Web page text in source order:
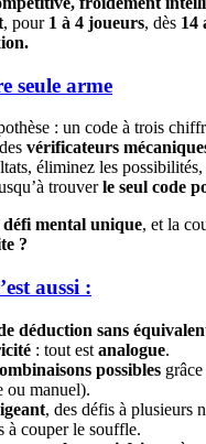
, pour 1 à 4 joueurs, dès 14
seule arme
: un code à trois
vérificateurs
éliminez les
trouverle seul code
défi mental unique, et la
?
aussi :
déduction sans
: tout est analogue.
possibles
ou manuel).
, des défis à plusieurs
à couper le souffle.